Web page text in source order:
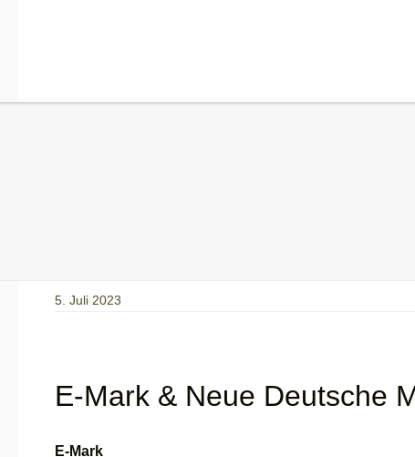
5. Juli 2023
E-Mark & Neue Deutsche
E-Mark